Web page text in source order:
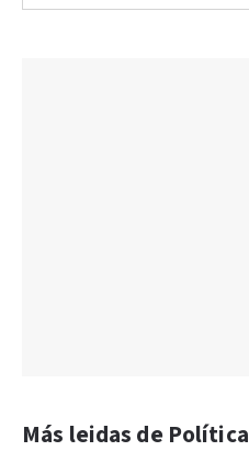
Más leidas de Política